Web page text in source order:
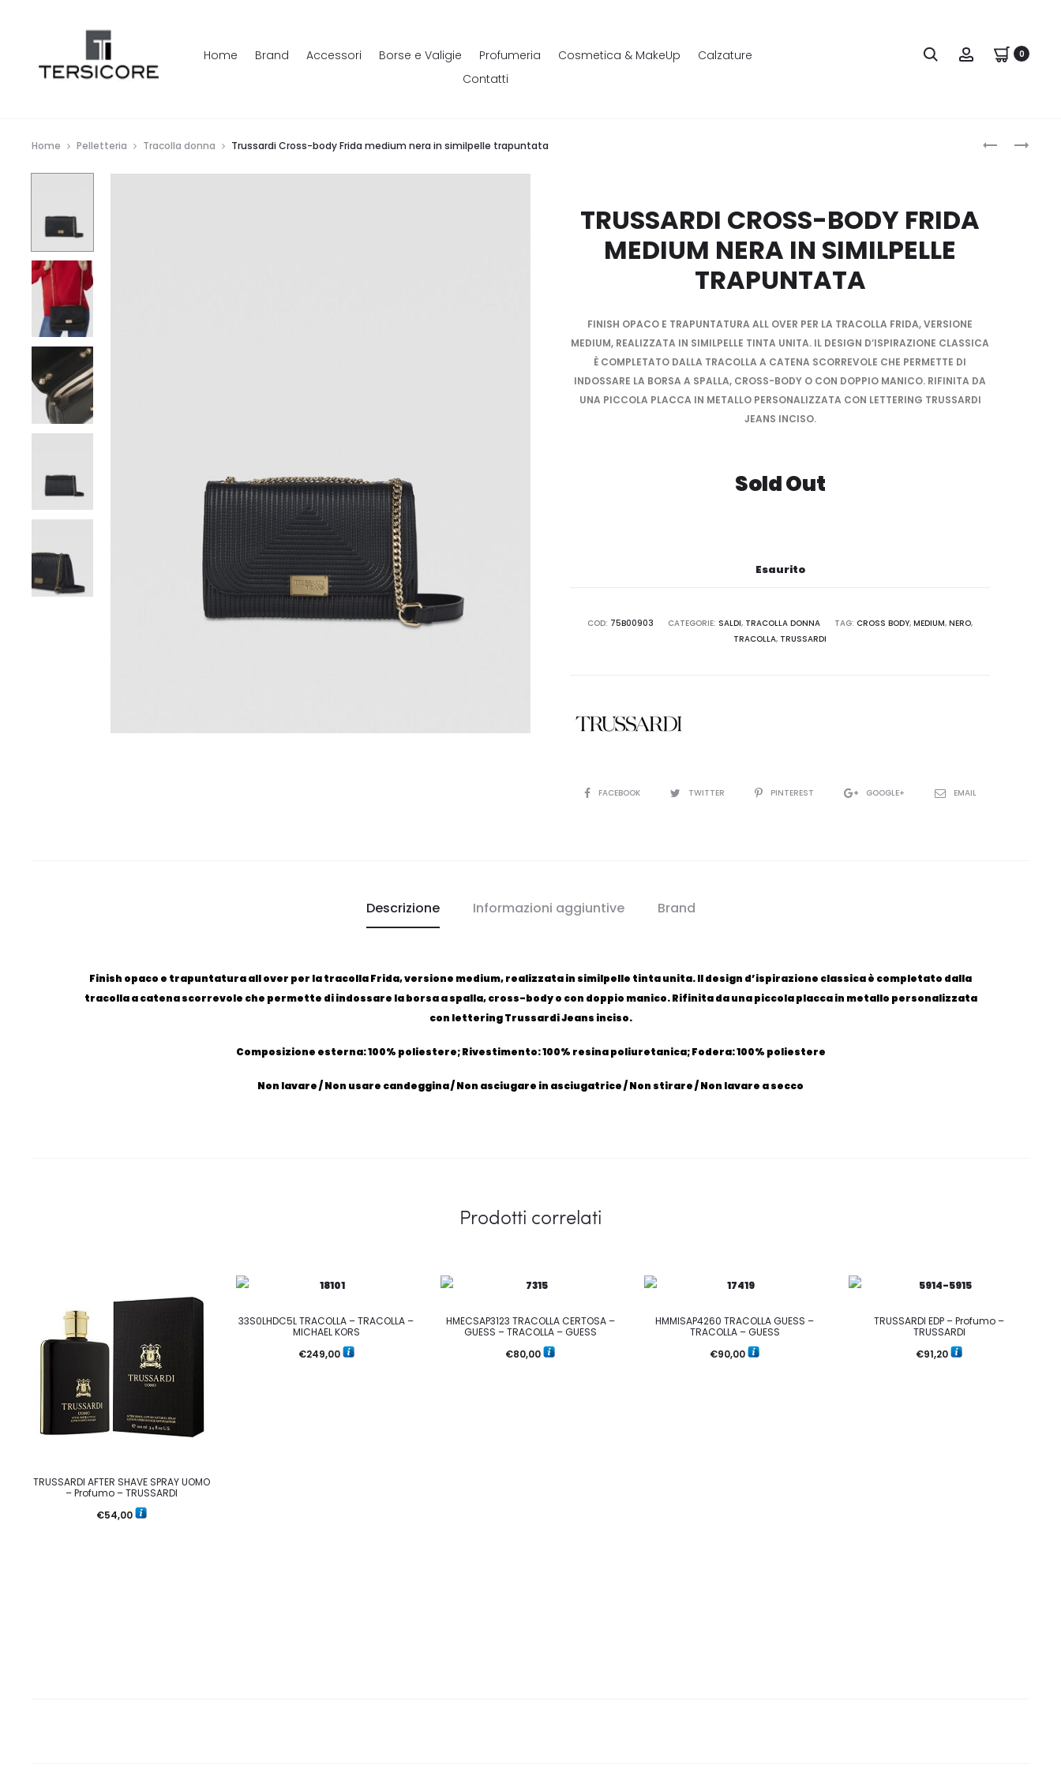
Home Brand Accessori Borse e Valigie Profumeria Cosmetica & MakeUp
Calzature
Contatti
0
TRUSSARDI
LOVE
Home Pelletteria Tracolla donna Trussardi Cross-body Frida medium nera in similpelle trapuntata
TRUSSARDI CROSS-BODY FRIDA
MEDIUM NERA IN SIMILPELLE
TRAPUNTATA
FINISH OPACO E TRAPUNTATURA ALL OVER PER LA TRACOLLA FRIDA, VERSIONE
MEDIUM, REALIZZATA IN SIMILPELLE TINTA UNITA. IL DESIGN D’ISPIRAZIONE CLASSICA
È COMPLETATO DALLA TRACOLLA A CATENA SCORREVOLE CHE PERMETTE DI
INDOSSARE LA BORSA A SPALLA, CROSS-BODY O CON DOPPIO MANICO. RIFINITA DA
UNA PICCOLA PLACCA IN METALLO PERSONALIZZATA CON LETTERING TRUSSARDI
JEANS INCISO.
Sold Out
Esaurito
COD: 75B00903 CATEGORIE: SALDI, TRACOLLA DONNA TAG: CROSS BODY, MEDIUM, NERO,
TRACOLLA, TRUSSARDI
CONDIVIDI
FACEBOOK TWITTER PINTEREST GOOGLE+ EMAIL
Descrizione Informazioni aggiuntive Brand
Finish opaco e trapuntatura all over per la tracolla Frida, versione medium, realizzata in similpelle tinta unita. Il design d’ispirazione classica è completato dalla
tracolla a catena scorrevole che permette di indossare la borsa a spalla, cross-body o con doppio manico. Rifinita da una piccola placca in metallo personalizzata
con lettering Trussardi Jeans inciso.
Composizione esterna: 100% poliestere; Rivestimento: 100% resina poliuretanica; Fodera: 100% poliestere
Non lavare / Non usare candeggina / Non asciugare in asciugatrice / Non stirare / Non lavare a secco
Prodotti correlati
TRUSSARDI AFTER SHAVE SPRAY UOMO
– Profumo – TRUSSARDI
€54,00
33S0LHDC5L TRACOLLA – TRACOLLA –
MICHAEL KORS
€249,00
HMECSAP3123 TRACOLLA CERTOSA –
GUESS – TRACOLLA – GUESS
€80,00
HMMISAP4260 TRACOLLA GUESS –
TRACOLLA – GUESS
€90,00
TRUSSARDI EDP – Profumo –
TRUSSARDI
€91,20